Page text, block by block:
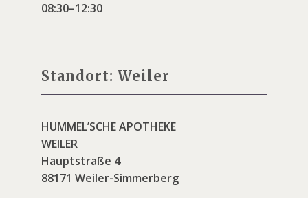
08:30–12:30
Standort: Weiler
HUMMEL’SCHE APOTHEKE
WEILER
Hauptstraße 4
88171 Weiler-Simmerberg